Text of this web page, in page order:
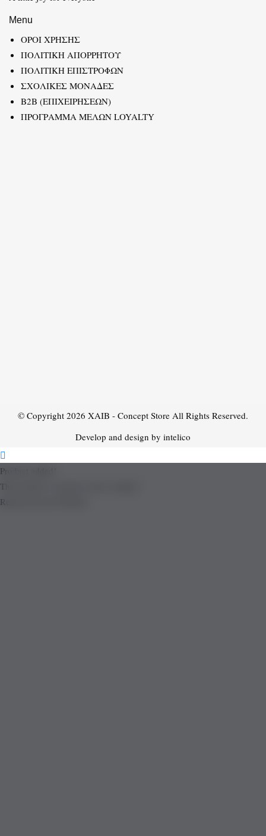
Menu
ΟΡΟΙ ΧΡΗΣΗΣ
ΠΟΛΙΤΙΚΗ ΑΠΟΡΡΗΤΟΥ
ΠΟΛΙΤΙΚΗ ΕΠΙΣΤΡΟΦΩΝ
ΣΧΟΛΙΚΕΣ ΜΟΝΑΔΕΣ
B2B (ΕΠΙΧΕΙΡΗΣΕΩΝ)
ΠΡΟΓΡΑΜΜΑ ΜΕΛΩΝ LOYALTY
© Copyright 2026 XAIB - Concept Store All Rights Reserved.
Develop and design by intelico
Product added!
The product is already in the wishlist!
Removed from Wishlist